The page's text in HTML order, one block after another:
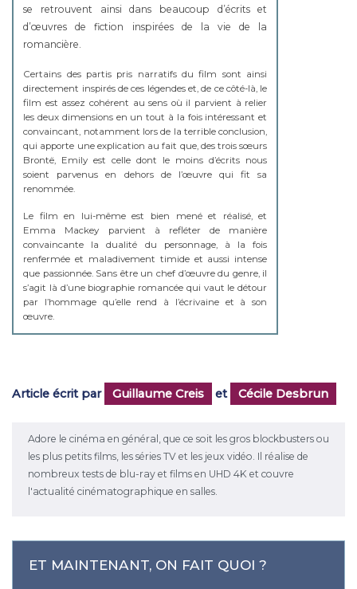
se retrouvent ainsi dans beaucoup d’écrits et
d’œuvres de fiction inspirées de la vie de la
romancière.
Certains des partis pris narratifs du film sont ainsi
directement inspirés de ces légendes et, de ce côté-là, le
film est assez cohérent au sens où il parvient à relier
les deux dimensions en un tout à la fois intéressant et
convaincant, notamment lors de la terrible conclusion,
qui apporte une explication au fait que, des trois sœurs
Brontë, Emily est celle dont le moins d’écrits nous
soient parvenus en dehors de l’œuvre qui fit sa
renommée.
Le film en lui-même est bien mené et réalisé, et
Emma Mackey parvient à refléter de manière
convaincante la dualité du personnage, à la fois
renfermée et maladivement timide et aussi intense
que passionnée. Sans être un chef d’œuvre du genre, il
s’agit là d’une biographie romancée qui vaut le détour
par l’hommage qu’elle rend à l’écrivaine et à son
œuvre.
Article écrit par Guillaume Creis et Cécile Desbrun
Adore le cinéma en général, que ce soit les gros blockbusters ou
les plus petits films, les séries TV et les jeux vidéo. Il réalise de
nombreux tests de blu-ray et films en UHD 4K et couvre
l'actualité cinématographique en salles.
ET MAINTENANT, ON FAIT QUOI ?